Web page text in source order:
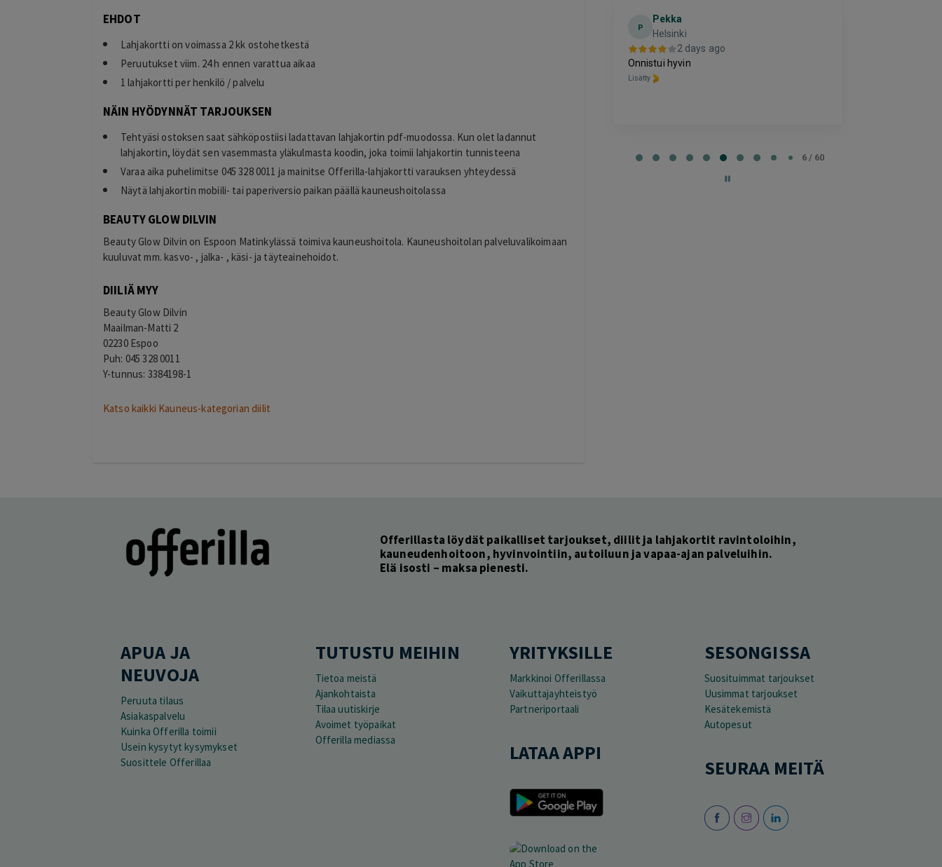
EHDOT
Lahjakortti on voimassa 2 kk ostohetkestä
Peruutukset viim. 24 h ennen varattua aikaa
1 lahjakortti per henkilö / palvelu
NÄIN HYÖDYNNÄT TARJOUKSEN
Tehtyäsi ostoksen saat sähköpostiisi ladattavan lahjakortin pdf-muodossa. Kun olet ladannut
lahjakortin, löydät sen vasemmasta yläkulmasta koodin, joka toimii lahjakortin tunnisteena
Varaa aika puhelimitse 045 328 0011 ja mainitse Offerilla-lahjakortti varauksen yhteydessä
Näytä lahjakortin mobiili- tai paperiversio paikan päällä kauneushoitolassa
BEAUTY GLOW DILVIN
Beauty Glow Dilvin on Espoon Matinkylässä toimiva kauneushoitola. Kauneushoitolan palveluvalikoimaan
kuuluvat mm. kasvo- , jalka- , käsi- ja täyteainehoidot.
DIILIÄ MYY
Beauty Glow Dilvin
Maailman-Matti 2
02230 Espoo
Puh: 045 328 0011
Y-tunnus: 3384198-1
Katso kaikki Kauneus-kategorian diilit
1 day ago
Kaikki meni ihan nappiin! Suosittelen!
Lisätty
P
Pekka
Helsinki
2 days ago
Onnistui hyvin
Lisätty
6 / 60
Offerillasta löydät paikalliset tarjoukset, diilit ja lahjakortit ravintoloihin,
kauneudenhoitoon, hyvinvointiin, autoiluun ja vapaa-ajan palveluihin.
Elä isosti – maksa pienesti.
APUA JA
NEUVOJA
Peruuta tilaus
Asiakaspalvelu
Kuinka Offerilla toimii
Usein kysytyt kysymykset
Suosittele Offerillaa
TUTUSTU MEIHIN
Tietoa meistä
Ajankohtaista
Tilaa uutiskirje
Avoimet työpaikat
Offerilla mediassa
YRITYKSILLE
Markkinoi Offerillassa
Vaikuttajayhteistyö
Partneriportaali
LATAA APPI
SESONGISSA
Suosituimmat tarjoukset
Uusimmat tarjoukset
Kesätekemistä
Autopesut
SEURAA MEITÄ